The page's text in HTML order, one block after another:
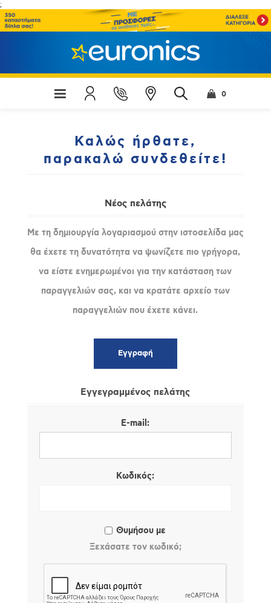
;
0
Καλώς ήρθατε,
παρακαλώ συνδεθείτε!
Νέος πελάτης
Με τη δημιουργία λογαριασμού στην ιστοσελίδα μας
θα έχετε τη δυνατότητα να ψωνίζετε πιο γρήγορα,
να είστε ενημερωμένοι για την κατάσταση των
παραγγελιών σας, και να κρατάτε αρχείο των
παραγγελιών που έχετε κάνει.
Εγγεγραμμένος πελάτης
E-mail:
Κωδικός:
Θυμήσου με
Ξεχάσατε τον κωδικό;